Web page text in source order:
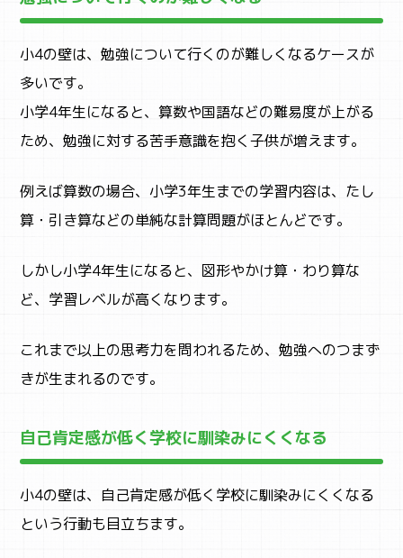
小4の壁は、勉強について行くのが難しくなるケースが
多いです。
小学4年生になると、算数や国語などの難易度が上がる
ため、勉強に対する苦手意識を抱く子供が増えます。
例えば算数の場合、小学3年生までの学習内容は、たし
算・引き算などの単純な計算問題がほとんどです。
しかし小学4年生になると、図形やかけ算・わり算な
ど、学習レベルが高くなります。
これまで以上の思考力を問われるため、勉強へのつまず
きが生まれるのです。
自己肯定感が低く学校に馴染みにくくなる
小4の壁は、自己肯定感が低く学校に馴染みにくくなる
という行動も目立ちます。